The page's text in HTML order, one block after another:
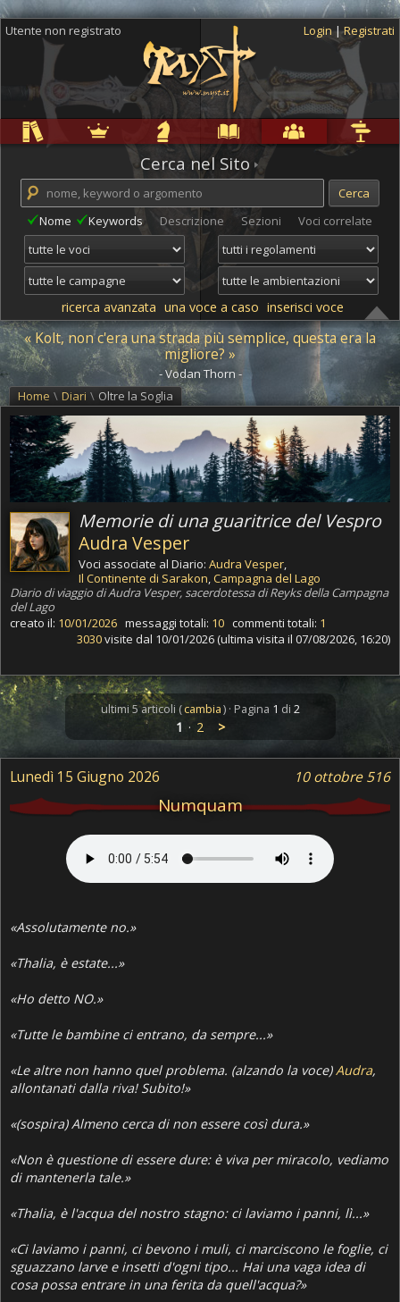
Utente non registrato Login |Registrati
Cerca nel Sito
Nome Keywords Descrizione Sezioni Voci correlate
ricerca avanzata una voce a caso inserisci voce
« Kolt, non c'era una strada più semplice, questa era la
migliore? »
- Vodan Thorn -
Home \ Diari \ Oltre la Soglia
Memorie di una guaritrice del Vespro
Audra Vesper
Voci associate al Diario: Audra Vesper,
Il Continente di Sarakon,Campagna del Lago
Diario di viaggio di Audra Vesper, sacerdotessa di Reyks della Campagna
del Lago
creato il: 10/01/2026 messaggi totali: 10 commenti totali: 1
3030visite dal 10/01/2026 (ultima visita il 07/08/2026, 16:20)
ultimi 5 articoli (cambia) · Pagina 1 di 2
1 · 2 >
10 ottobre 516
Lunedì 15 Giugno 2026
Numquam
«Assolutamente no.»
«Thalia, è estate...»
«Ho detto NO.»
«Tutte le bambine ci entrano, da sempre...»
«Le altre non hanno quel problema. (alzando la voce)Audra,
allontanati dalla riva! Subito!»
«(sospira) Almeno cerca di non essere così dura.»
«Non è questione di essere dure: è viva per miracolo, vediamo
di mantenerla tale.»
«Thalia, è l'acqua del nostro stagno: ci laviamo i panni, lì...»
«Ci laviamo i panni, ci bevono i muli, ci marciscono le foglie, ci
sguazzano larve e insetti d'ogni tipo... Hai una vaga idea di
cosa possa entrare in una ferita da quell'acqua?»